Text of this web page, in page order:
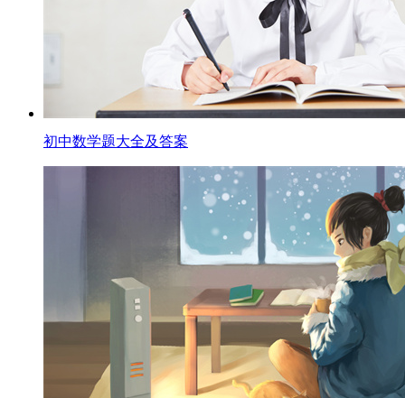
初中数学题大全及答案